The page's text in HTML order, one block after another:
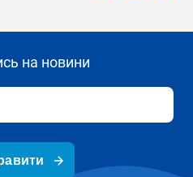
на новини